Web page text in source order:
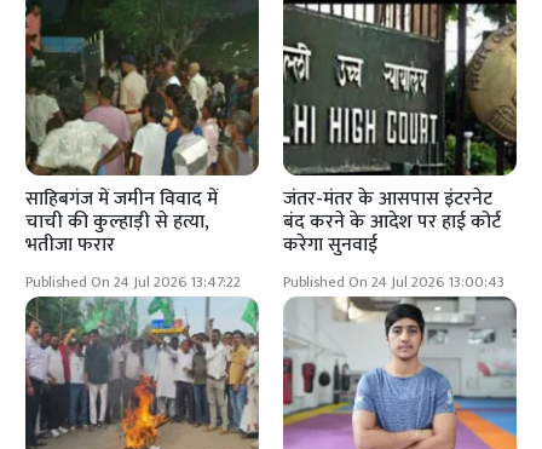
साहिबगंज में जमीन विवाद में
चाची की कुल्हाड़ी से हत्या,
भतीजा फरार
Published On 24 Jul 2026 13:47:22
जंतर-मंतर के आसपास इंटरनेट
बंद करने के आदेश पर हाई कोर्ट
करेगा सुनवाई
Published On 24 Jul 2026 13:00:43